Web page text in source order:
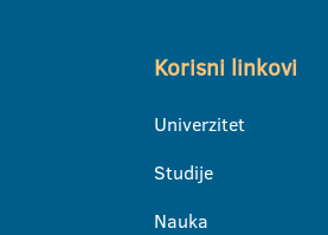
Korisni linkovi
Univerzitet
Studije
Nauka